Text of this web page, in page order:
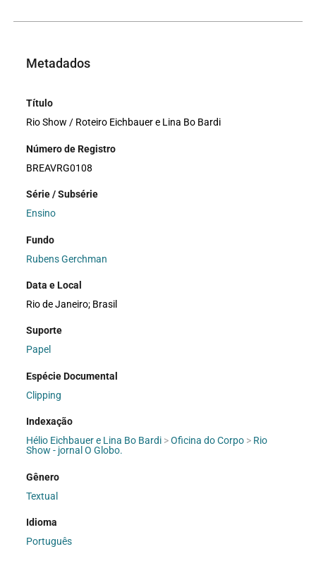
Metadados
Título
Rio Show / Roteiro Eichbauer e Lina Bo Bardi
Número de Registro
BREAVRG0108
Série / Subsérie
Ensino
Fundo
Rubens Gerchman
Data e Local
Rio de Janeiro; Brasil
Suporte
Papel
Espécie Documental
Clipping
Indexação
Hélio Eichbauer e Lina Bo Bardi >Oficina do Corpo > Rio
Show - jornal O Globo.
Gênero
Textual
Idioma
Português